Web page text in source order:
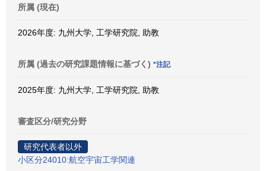
所属 (現在)
2026年度: 九州大学, 工学研究院, 助教
所属 (過去の研究課題情報に基づく) *注記
2025年度: 九州大学, 工学研究院, 助教
審査区分/研究分野
研究代表者以外
小区分24010:航空宇宙工学関連